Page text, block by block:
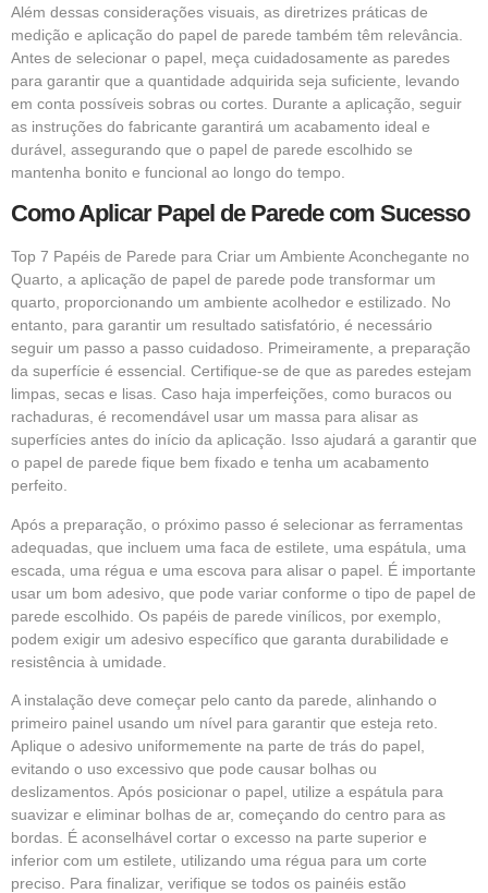
Além dessas considerações visuais, as diretrizes práticas de
medição e aplicação do papel de parede também têm relevância.
Antes de selecionar o papel, meça cuidadosamente as paredes
para garantir que a quantidade adquirida seja suficiente, levando
em conta possíveis sobras ou cortes. Durante a aplicação, seguir
as instruções do fabricante garantirá um acabamento ideal e
durável, assegurando que o papel de parede escolhido se
mantenha bonito e funcional ao longo do tempo.
Como Aplicar Papel de Parede com Sucesso
Top 7 Papéis de Parede para Criar um Ambiente Aconchegante no
Quarto, a aplicação de papel de parede pode transformar um
quarto, proporcionando um ambiente acolhedor e estilizado. No
entanto, para garantir um resultado satisfatório, é necessário
seguir um passo a passo cuidadoso. Primeiramente, a preparação
da superfície é essencial. Certifique-se de que as paredes estejam
limpas, secas e lisas. Caso haja imperfeições, como buracos ou
rachaduras, é recomendável usar um massa para alisar as
superfícies antes do início da aplicação. Isso ajudará a garantir que
o papel de parede fique bem fixado e tenha um acabamento
perfeito.
Após a preparação, o próximo passo é selecionar as ferramentas
adequadas, que incluem uma faca de estilete, uma espátula, uma
escada, uma régua e uma escova para alisar o papel. É importante
usar um bom adesivo, que pode variar conforme o tipo de papel de
parede escolhido. Os papéis de parede vinílicos, por exemplo,
podem exigir um adesivo específico que garanta durabilidade e
resistência à umidade.
A instalação deve começar pelo canto da parede, alinhando o
primeiro painel usando um nível para garantir que esteja reto.
Aplique o adesivo uniformemente na parte de trás do papel,
evitando o uso excessivo que pode causar bolhas ou
deslizamentos. Após posicionar o papel, utilize a espátula para
suavizar e eliminar bolhas de ar, começando do centro para as
bordas. É aconselhável cortar o excesso na parte superior e
inferior com um estilete, utilizando uma régua para um corte
preciso. Para finalizar, verifique se todos os painéis estão